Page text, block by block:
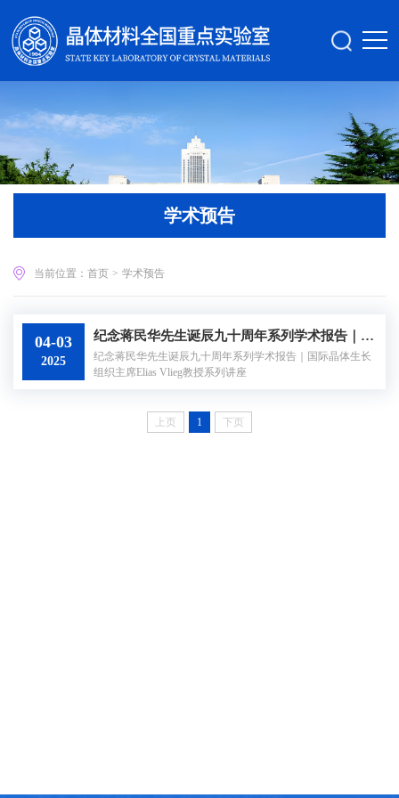
学术预告
当前位置： 首页 > 学术预告
04-03
2025
纪念蒋民华先生诞辰九十周年系列学术报告｜国际晶体生长组织主席Elias Vlieg教授系列讲座
纪念蒋民华先生诞辰九十周年系列学术报告｜国际晶体生长
组织主席Elias Vlieg教授系列讲座
上页 1 下页